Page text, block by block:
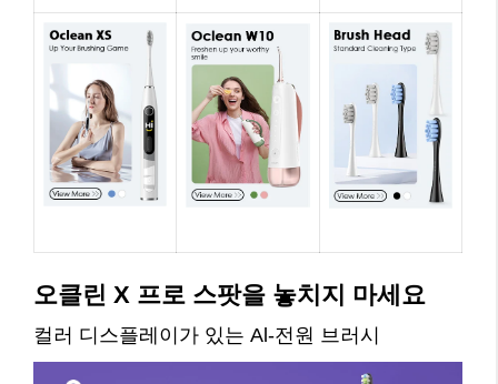
오클린 X 프로 스팟을 놓치지 마세요
컬러 디스플레이가 있는 Al-전원 브러시